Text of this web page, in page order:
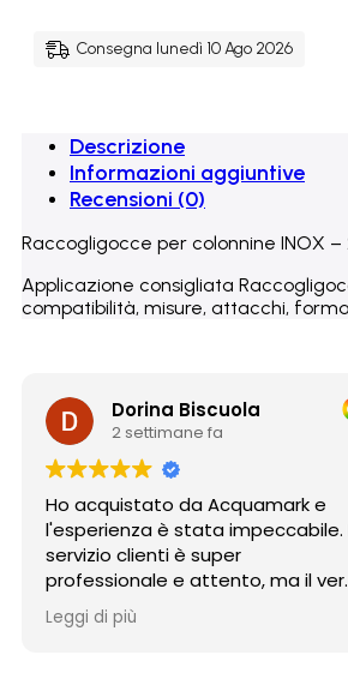
Consegna lunedì 10 Ago 2026
Descrizione
Informazioni aggiuntive
Recensioni (0)
Raccogligocce per colonnine INOX
Applicazione consigliata
compatibilità, misure, attacchi,
Dorina Biscuola
2 settimane fa
Ho acquistato da Acquamark e
l'esperienza è stata impeccabile.
servizio clienti è super
professionale e attento, ma il
punto di forza è stata la
spedizione: incredibilmente rapida
Leggi di più